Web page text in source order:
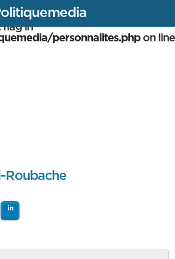
Argument #1 is expected to
flag in
personnalites.phpon line
Roubache